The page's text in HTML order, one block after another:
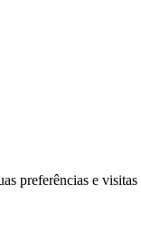
preferências e